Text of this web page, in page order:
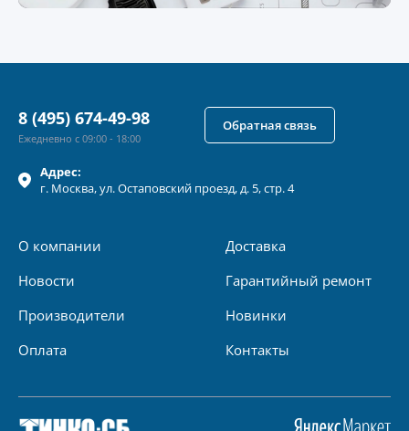
Адрес:
г. Москва, ул.Остаповский проезд, д. 5, стр. 4
О компании
Новости
Производители
Оплата
Доставка
Гарантийный ремонт
Новинки
Контакты
8 (495) 674-49-98
Ежедневно с 09:00 - 18:00
Обратная связь